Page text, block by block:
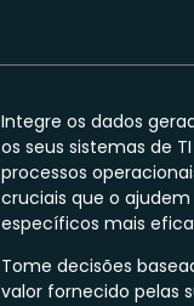
Integre os dados
os seus sistemas de
processos
cruciais que o
específicos mais
Tome decisões
valor fornecido pelas